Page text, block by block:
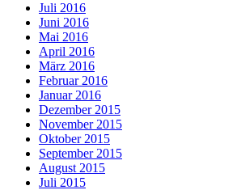
Juli 2016
Juni 2016
Mai 2016
April 2016
März 2016
Februar 2016
Januar 2016
Dezember 2015
November 2015
Oktober 2015
September 2015
August 2015
Juli 2015